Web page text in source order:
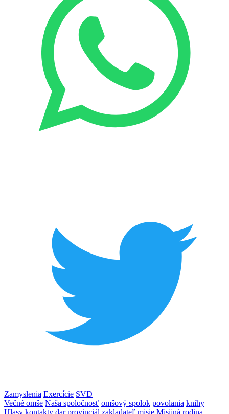
Zamyslenia Exercície SVD
Večné omše Naša spoločnosť omšový spolok povolania knihy
Hlasy kontakty dar provinciál zakladateľ misie Misijná rodina